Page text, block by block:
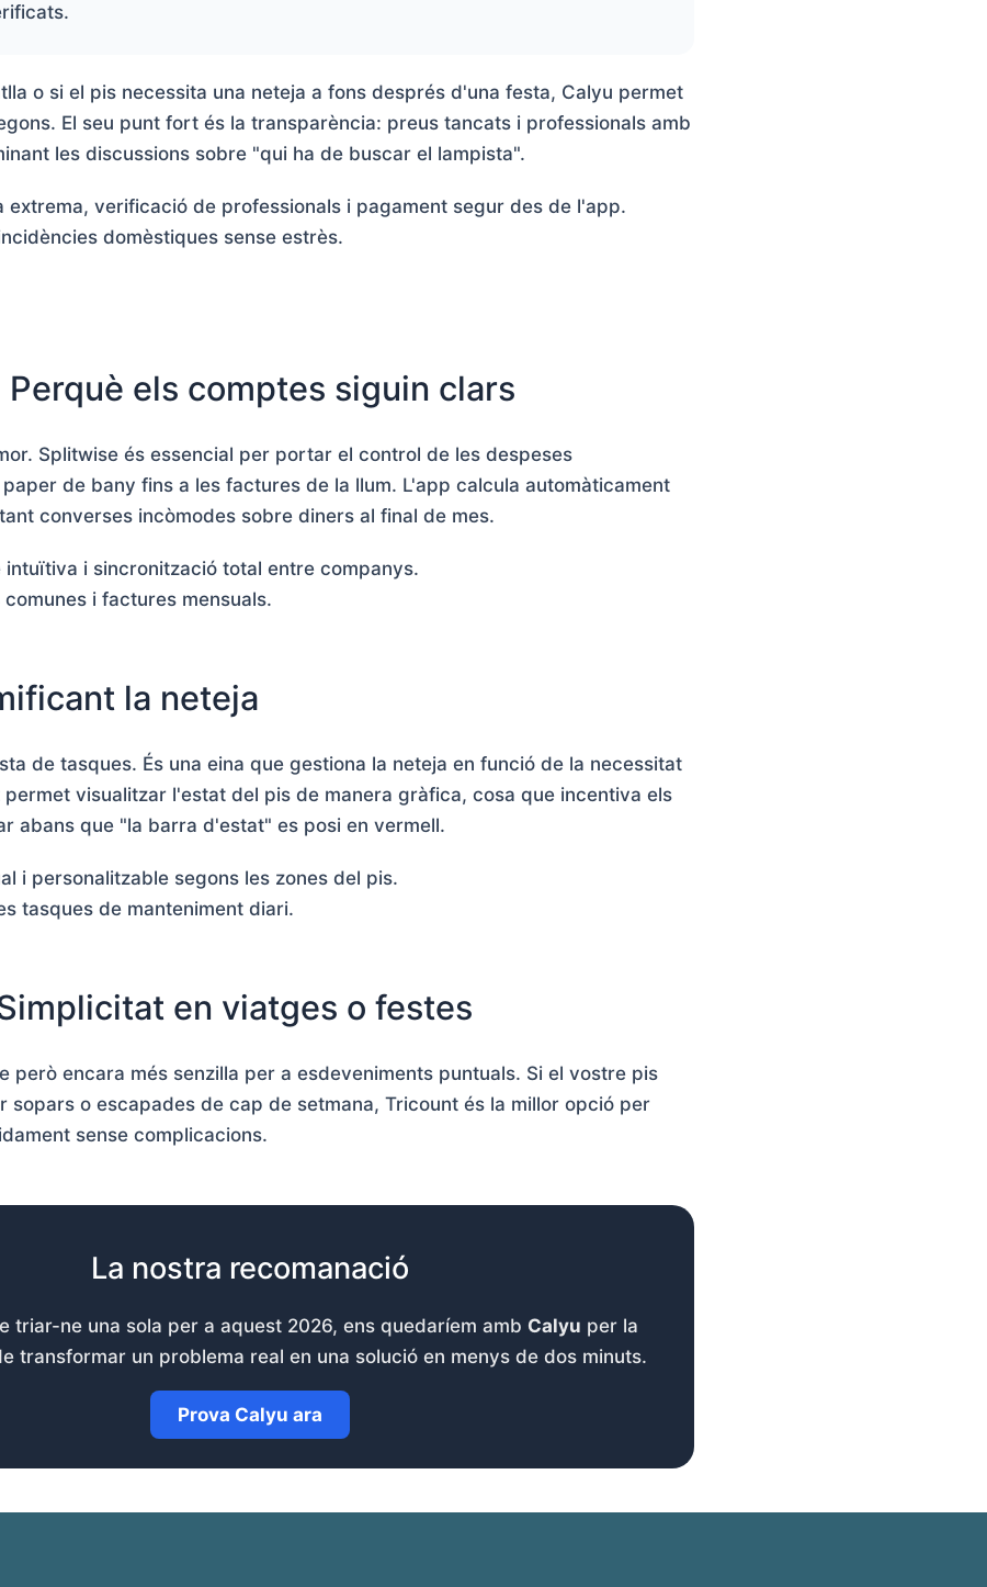
o si el pis necessita una neteja a fons després d'una festa, Calyu permet
El seu punt fort és la transparència: preus tancats i professionals amb
les discussions sobre "qui ha de buscar el lampista".
extrema, verificació de professionals i pagament segur des de l'app.
domèstiques sense estrès.
els comptes siguin clars
Splitwise és essencial per portar el control de les despeses
de bany fins a les factures de la llum. L'app calcula automàticament
converses incòmodes sobre diners al final de mes.
intuïtiva i sincronització total entre companys.
comunes i factures mensuals.
la neteja
de tasques. És una eina que gestiona la neteja en funció de la necessitat
permet visualitzar l'estat del pis de manera gràfica, cosa que incentiva els
abans que "la barra d'estat" es posi en vermell.
i personalitzable segons les zones del pis.
tasques de manteniment diari.
en viatges o festes
però encara més senzilla per a esdeveniments puntuals. Si el vostre pis
sopars o escapades de cap de setmana, Tricount és la millor opció per
sense complicacions.
La nostra recomanació
triar-ne una sola per a aquest 2026, ens quedaríem amb Calyu per la
transformar un problema real en una solució en menys de dos minuts.
Prova Calyu ara